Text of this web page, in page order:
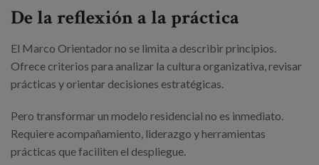
De la reflexión a la práctica
El Marco Orientador no se limita a describir principios.
Ofrece criterios para analizar la cultura organizativa, revisar
prácticas y orientar decisiones estratégicas.
Pero transformar un modelo residencial no es inmediato.
Requiere acompañamiento, liderazgo y herramientas
prácticas que faciliten el despliegue.